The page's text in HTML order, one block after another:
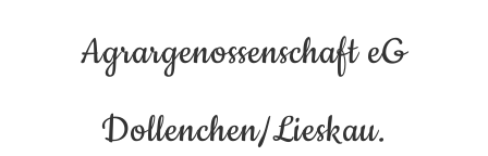
Agrargenossenschaft eG
Dollenchen/Lieskau.